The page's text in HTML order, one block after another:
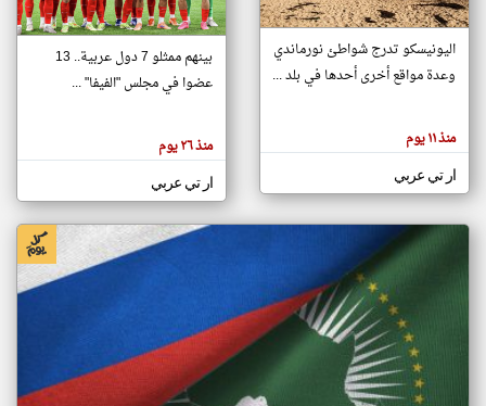
تغيير الدولة
اخبار جزر القمر على مدار الساعة
أهم اخبار جزر القمر العاجلة والمباشرة
هنا عن
وجهة
كاتبيها.
اليونيسكو تدرج شواطئ نورماندي
وعدة مواقع أخرى أحدها في بلد ...
منذ ١١ يوم
ار تي عربي
بينهم ممثلو 7 دول عربية.. 13
عضوا في مجلس "الفيفا" ...
منذ ٢٦ يوم
ار تي عربي
klyoum.com